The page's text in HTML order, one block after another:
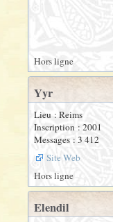
Hors ligne
Yyr
Lieu : Reims
Inscription : 2001
Messages : 3 412
Site Web
Hors ligne
Elendil